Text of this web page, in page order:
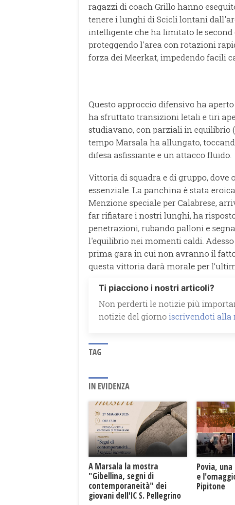
ragazzi di coach Grillo hanno
tenere i lunghi di Scicli lontani
intelligente che ha limitato le
proteggendo l'area con rotazioni
forza dei Meerkat, impedendo facili
Questo approccio difensivo ha
ha sfruttato transizioni letali e tiri
studiavano, con parziali in equilibrio
tempo Marsala ha allungato,
difesa asfissiante e un attacco fluido.
Vittoria di squadra e di gruppo,
essenziale. La panchina è stata
Menzione speciale per Calabrese,
far rifiatare i nostri lunghi, ha
penetrazioni, rubando palloni e
l'equilibrio nei momenti caldi.
prima gara in cui non avranno il
questa vittoria darà morale per
Ti piacciono i nostri articoli?
Non perderti le notizie più
notizie del giorno iscrivendoti alla
TAG
IN EVIDENZA
A Marsala la mostra
"Gibellina, segni di
contemporaneità" dei
giovani dell'IC S. Pellegrino
Povia,
e
Pipitone